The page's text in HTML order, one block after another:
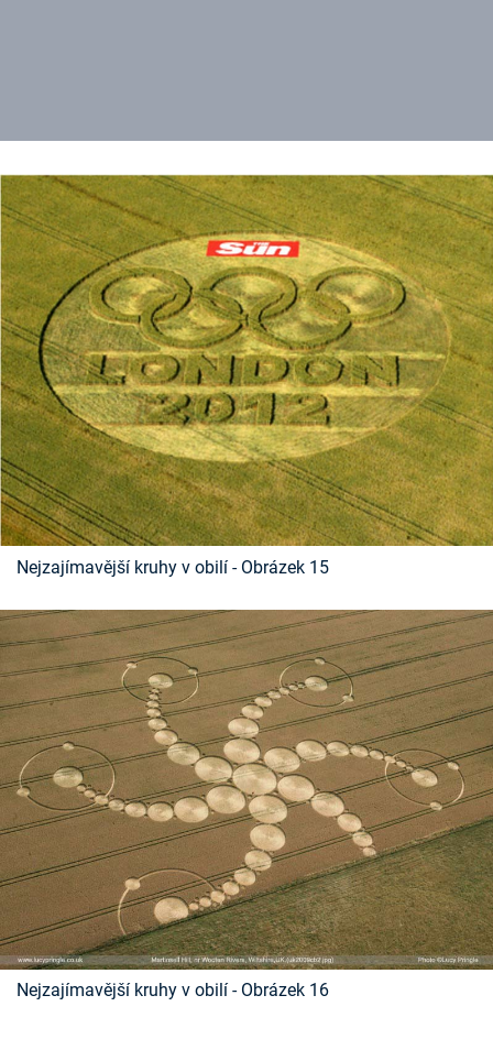
Nejzajímavější kruhy v obilí - Obrázek 15
Nejzajímavější kruhy v obilí - Obrázek 16